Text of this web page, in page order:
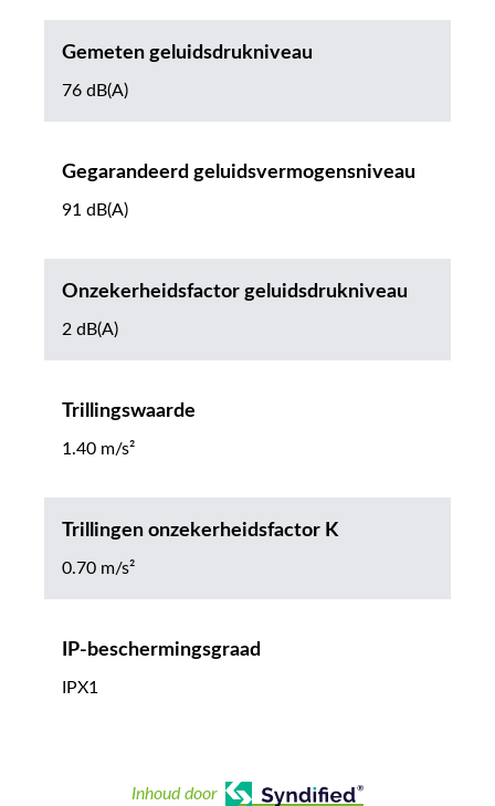
Gemeten geluidsdrukniveau
76 dB(A)
Gegarandeerd geluidsvermogensniveau
91 dB(A)
Onzekerheidsfactor geluidsdrukniveau
2 dB(A)
Trillingswaarde
1.40 m/s²
Trillingen onzekerheidsfactor K
0.70 m/s²
IP-beschermingsgraad
IPX1
Inhoud door